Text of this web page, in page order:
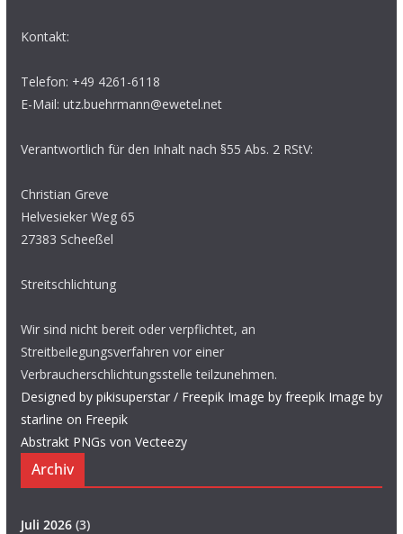
Kontakt:
Telefon: +49 4261-6118
E-Mail: utz.buehrmann@ewetel.net
Verantwortlich für den Inhalt nach §55 Abs. 2 RStV:
Christian Greve
Helvesieker Weg 65
27383 Scheeßel
Streitschlichtung
Wir sind nicht bereit oder verpflichtet, an
Streitbeilegungsverfahren vor einer
Verbraucherschlichtungsstelle teilzunehmen.
Designed by pikisuperstar / Freepik Image by freepik Image by
starline on Freepik
Abstrakt PNGs von Vecteezy
Archiv
Juli 2026(3)